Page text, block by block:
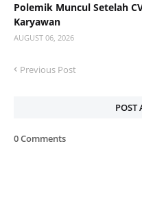
Polemik Muncul Setelah
Karyawan
AUGUST 06, 2026
Previous Post
POST
0 Comments